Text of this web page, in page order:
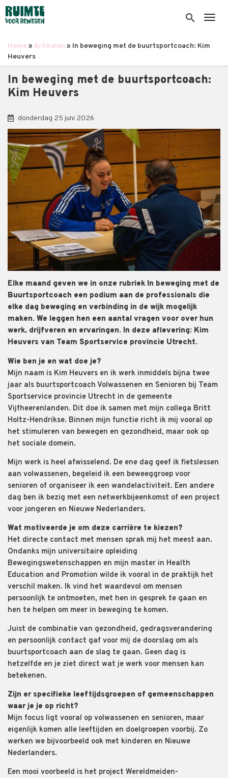
Overslaan
en
inhoud
gaan
search
Kruimelpad
Home Artikelen
In beweging met de buurtsportcoach: Kim
Heuvers
In beweging met de buurtsportcoach:
Kim Heuvers
donderdag 25 juni 2026
Elke maand geven we in onze rubriek In beweging met de
Buurtsportcoach een podium aan de professionals die
elke dag beweging en verbinding in de wijk mogelijk
maken. We leggen hen een aantal vragen voor over hun
werk, drijfveren en ervaringen. In deze aflevering: Kim
Heuvers van Team Sportservice provincie Utrecht.
Wie ben je en wat doe je?
Mijn naam is Kim Heuvers en ik werk inmiddels bijna twee
jaar als buurtsportcoach Volwassenen en Senioren bij Team
Sportservice provincie Utrecht in de gemeente
Vijfheerenlanden. Dit doe ik samen met mijn collega Britt
Holtz-Hendrikse. Binnen mijn functie richt ik mij vooral op
het stimuleren van bewegen en gezondheid, maar ook op
het sociale domein.
Mijn werk is heel afwisselend. De ene dag geef ik fietslessen
aan volwassenen, begeleid ik een beweeggroep voor
senioren of organiseer ik een wandelactiviteit. Een andere
dag ben ik bezig met een netwerkbijeenkomst of een project
voor jongeren en Nieuwe Nederlanders.
Wat motiveerde je om deze carrière te kiezen?
Het directe contact met mensen sprak mij het meest aan.
Ondanks mijn universitaire opleiding
Bewegingswetenschappen en mijn master in Health
Education and Promotion wilde ik vooral in de praktijk het
verschil maken. Ik vind het waardevol om mensen
persoonlijk te ontmoeten, met hen in gesprek te gaan en
hen te helpen om meer in beweging te komen.
Juist de combinatie van gezondheid, gedragsverandering
en persoonlijk contact gaf voor mij de doorslag om als
buurtsportcoach aan de slag te gaan. Geen dag is
hetzelfde en je ziet direct wat je werk voor mensen kan
betekenen.
Zijn er specifieke leeftijdsgroepen of gemeenschappen
waar je je op richt?
Mijn focus ligt vooral op volwassenen en senioren, maar
eigenlijk komen alle leeftijden en doelgroepen voorbij. Zo
werken we bijvoorbeeld ook met kinderen en Nieuwe
Nederlanders.
Een mooi voorbeeld is het project Wereldmeiden-